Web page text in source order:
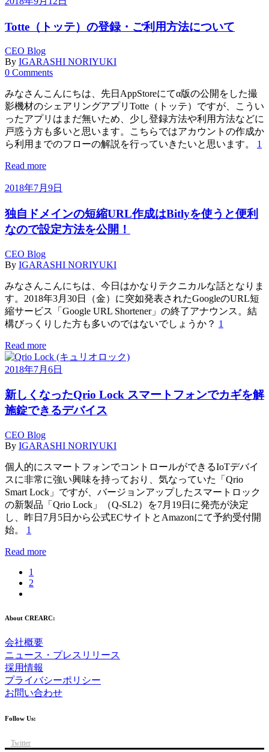
Totte（トッテ）の登録・ご利用方法について
CEO Blog
By IGARASHI NORIYUKI
0 Comments
みなさんこんにちは、先日AppStoreにてα版の公開をした撮
影機材のシェアリングアプリTotte（トッテ）ですが、こうい
ったアプリはまだ無いため、少し登録方法や利用方法などに
戸惑う方も多いと思います。こちらではアカウントの作成か
ら利用までのフローの解説を行っていきたいと思います。 1
Read more
2018年7月9日
独自ドメインの短縮URL作成はBitlyを使うと便利
なので設定方法を公開！
CEO Blog
By IGARASHI NORIYUKI
みなさんこんにちは、今日はかなりテクニカルな話となりま
す。2018年3月30日（金）に突如発表されたGoogleのURL短
縮サービス「Google URL Shortener」の終了アナウンス。結
構びっくりした方も多いのではないでしょうか？ 1
Read more
2018年7月6日
新しくなったQrio Lock スマートフォンでカギを解
施錠できるデバイス
CEO Blog
By IGARASHI NORIYUKI
個人的にスマートフォンでコントロールができるIoTデバイ
スに非常に強い興味を持っており、気なっていた「Qrio
Smart Lock」ですが、バージョンアップしたスマートロック
の新製品「Qrio Lock」（Q-SL2）を7月19日に発売が決定
し、昨日7月5日から公式ECサイトとAmazonにて予約受付開
始。 1
Read more
1
2
About CREARC:
会社概要
ニュース・プレスリリース
採用情報
プライバシーポリシー
お問い合わせ
Follow Us:
Twitter